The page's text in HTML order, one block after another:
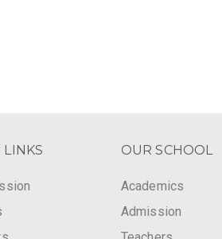
LINKS OUR SCHOOL
Academics
Admission